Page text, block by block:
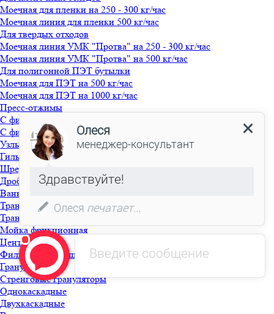
Моечная для пленки на 250 - 300 кг/час
Моечная линия для пленки 500 кг/час
Для твердых отходов
Моечная линия УМК "Протва" на 250 - 300 кг/час
Моечная линия УМК "Протва" на 500 кг/час
Для полигонной ПЭТ бутылки
Моечная для ПЭТ на 500 кг/час
Моечная для ПЭТ на 1000 кг/час
Пресс-отжимы
С фильерой стренгового типа
С фильерой щелевого типа
Узлы и комплектующие
Гильотина
Шредер
Дробилка моющая
Ванна флотационная с выгружным шнеком
Транспортер фрикционный
Транспортер шнековый
Мойка фрикционная
Центрифуга
Фильтр для моющей линии
Грануляция
Стренговые грануляторы
Однокаскадные
Двухкаскадные
Введите сообщение
Мы подготовили для Вас
специальное предложение!